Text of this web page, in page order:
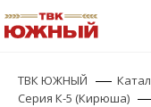
ТВК ЮЖНЫЙ
Серия К-5 (Кирюша)